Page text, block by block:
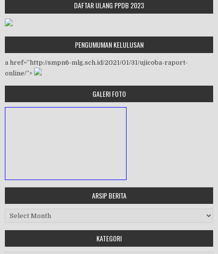
DAFTAR ULANG PPDB 2023
PENGUMUMAN KELULUSAN
a href=”http://smpn6-mlg.sch.id/2021/01/31/ujicoba-raport-
online/”>
GALERI FOTO
Workshop Perangkat 2019
ARSIP BERITA
Arsip Berita
KATEGORI